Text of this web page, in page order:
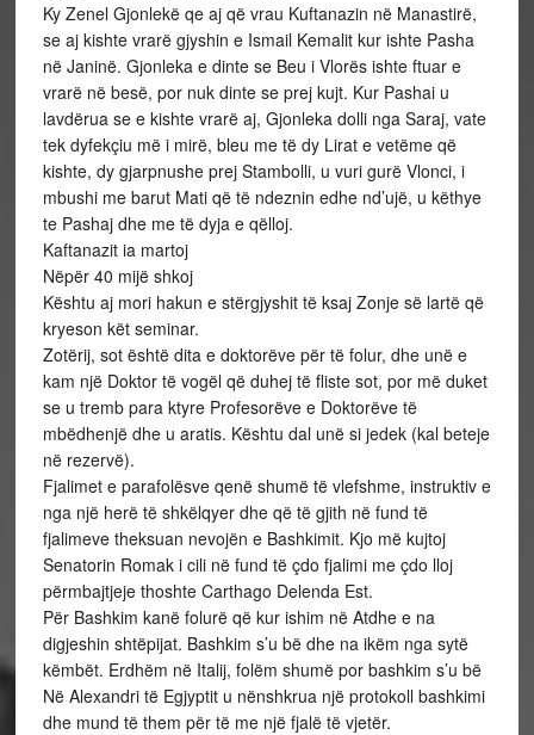
Ky Zenel Gjonlekë qe aj që vrau Kuftanazin në Manastirë,
se aj kishte vrarë gjyshin e Ismail Kemalit kur ishte Pasha
në Janinë. Gjonleka e dinte se Beu i Vlorës ishte ftuar e
vrarë në besë, por nuk dinte se prej kujt. Kur Pashai u
lavdërua se e kishte vrarë aj, Gjonleka dolli nga Saraj, vate
tek dyfekçiu më i mirë, bleu me të dy Lirat e vetëme që
kishte, dy gjarpnushe prej Stambolli, u vuri gurë Vlonci, i
mbushi me barut Mati që të ndeznin edhe nd’ujë, u këthye
te Pashaj dhe me të dyja e qëlloj.
Kaftanazit ia martoj
Nëpër 40 mijë shkoj
Kështu aj mori hakun e stërgjyshit të ksaj Zonje së lartë që
kryeson kët seminar.
Zotërij, sot është dita e doktorëve për të folur, dhe unë e
kam një Doktor të vogël që duhej të fliste sot, por më duket
se u tremb para ktyre Profesorëve e Doktorëve të
mbëdhenjë dhe u aratis. Kështu dal unë si jedek (kal beteje
në rezervë).
Fjalimet e parafolësve qenë shumë të vlefshme, instruktiv e
nga një herë të shkëlqyer dhe që të gjith në fund të
fjalimeve theksuan nevojën e Bashkimit. Kjo më kujtoj
Senatorin Romak i cili në fund të çdo fjalimi me çdo lloj
përmbajtjeje thoshte Carthago Delenda Est.
Për Bashkim kanë folurë që kur ishim në Atdhe e na
digjeshin shtëpijat. Bashkim s’u bë dhe na ikëm nga sytë
këmbët. Erdhëm në Italij, folëm shumë por bashkim s’u bë
Në Alexandri të Egjyptit u nënshkrua një protokoll bashkimi
dhe mund të them për të me një fjalë të vjetër.